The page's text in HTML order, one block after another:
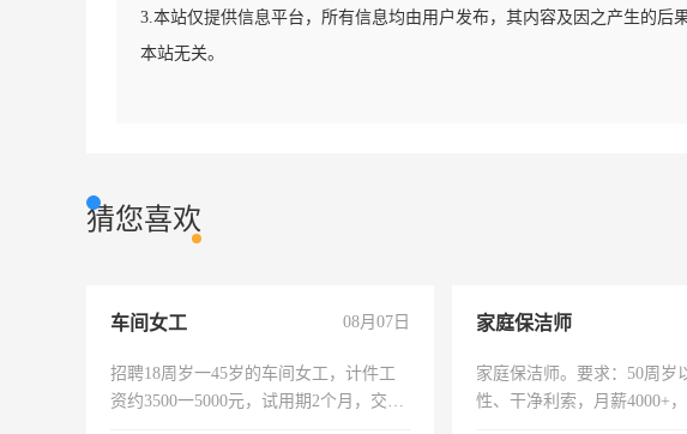
3.本站仅提供信息平台，所有信息均由用户发布，其内容及因之产生的后
本站无关。
猜您喜欢
车间女工 08月07日
招聘18周岁一45岁的车间女工，计件工
资约3500一5000元，试用期2个月，交五
家庭保洁师
家庭保洁师。要求：50周岁
性、干净利索，月薪4000+